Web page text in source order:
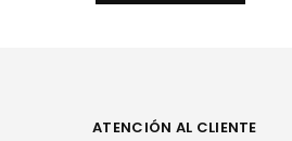
ATENCIÓN AL CLIENTE